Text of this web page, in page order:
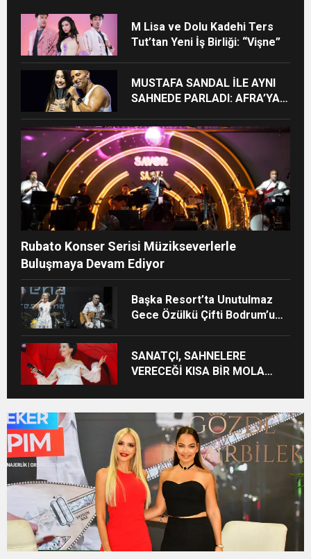
M Lisa ve Dolu Kadehi Ters
Tut’tan Yeni İş Birliği: “Vişne”
MUSTAFA SANDAL İLE AYNI
SAHNEDE PARLADI: AFRA’YA
Rubato Konser Serisi Müzikseverlerle
Buluşmaya Devam Ediyor
Başka Resort’ta Unutulmaz
Gece Özülkü Çifti Bodrum’u
SANATÇI, SAHNELERE
VERECEĞİ KISA BİR MOLA
KEZ HARBİYE’DE OLACAK!